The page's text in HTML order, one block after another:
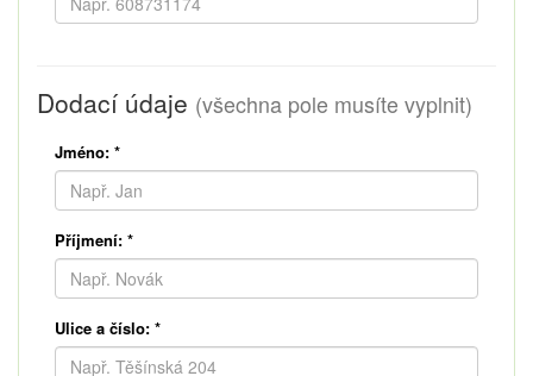
Dodací údaje (všechna pole musíte vyplnit)
Jméno: *
Příjmení: *
Ulice a číslo: *